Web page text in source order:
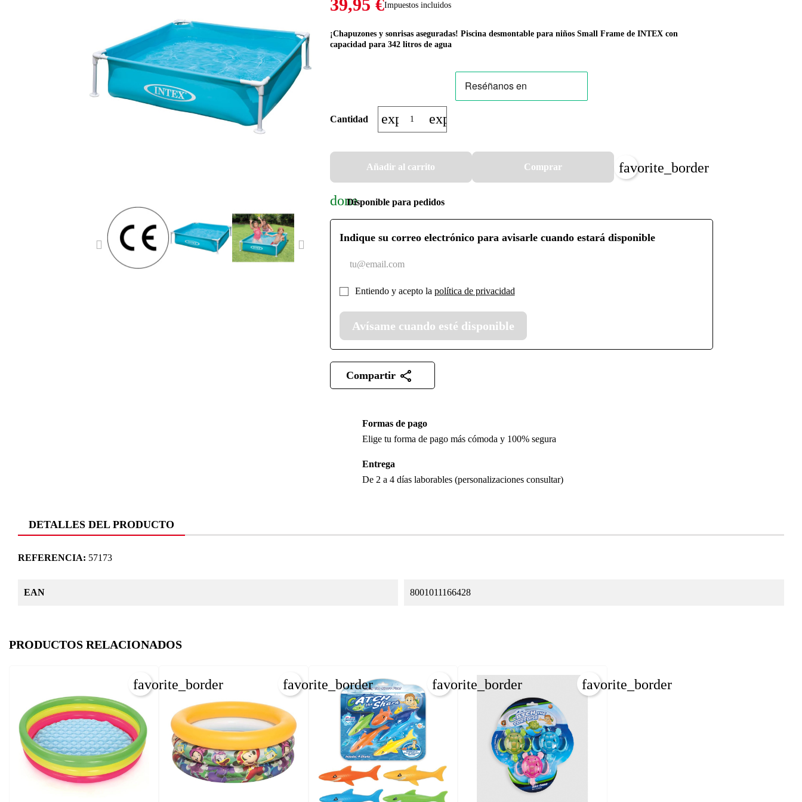
PREVIOUS
39,95 €Impuestos incluidos
¡Chapuzones y sonrisas aseguradas! Piscina desmontable para niños Small Frame de INTEX con
capacidad para 342 litros de agua
Cantidad expand_moreexpand_less
Añadir al carrito Comprar favorite_border
doneDisponible para pedidos
Indique su correo electrónico para avisarle cuando estará disponible
Entiendo y acepto la política de privacidad
Avísame cuando esté disponible
Compartir
Formas de pago
Elige tu forma de pago más cómoda y 100% segura
Entrega
De 2 a 4 días laborables (personalizaciones consultar)
DETALLES DEL PRODUCTO
REFERENCIA: 57173
EAN 8001011166428
PRODUCTOS RELACIONADOS
favorite_border favorite_border favorite_border favorite_border
CREAR LISTA DE DESEOS ×
Nombre de la lista de deseos
INICIAR SESIÓN ×